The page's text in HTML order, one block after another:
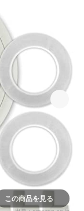
この商品を見る